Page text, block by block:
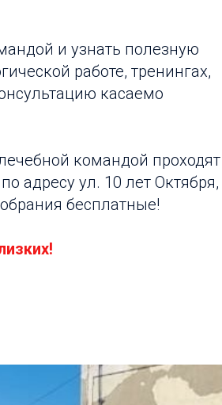
и узнать полезную
работе, тренингах,
касаемо
командой проходят
адресу ул. 10 лет Октября,
бесплатные!